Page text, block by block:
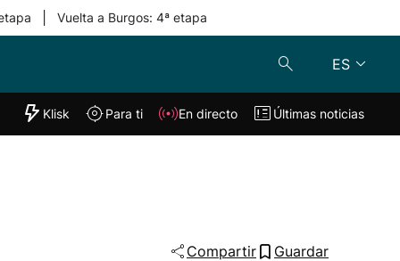
Vuelta a Burgos: 4ª etapa
ES
"Helmuga"
Klisk En directo
Klisk Para ti En directo Últimas noticias
Compartir Guardar